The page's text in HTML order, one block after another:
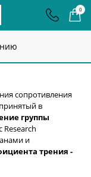
0
сопротивления
в
группы
Research
и
трения -